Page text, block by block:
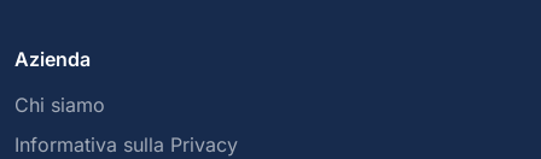
Azienda
Chi siamo
Informativa sulla Privacy